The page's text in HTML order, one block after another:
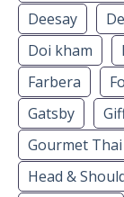
Deesay
Doi kham
Farbera
Gatsby
Gourmet Thai
Head &